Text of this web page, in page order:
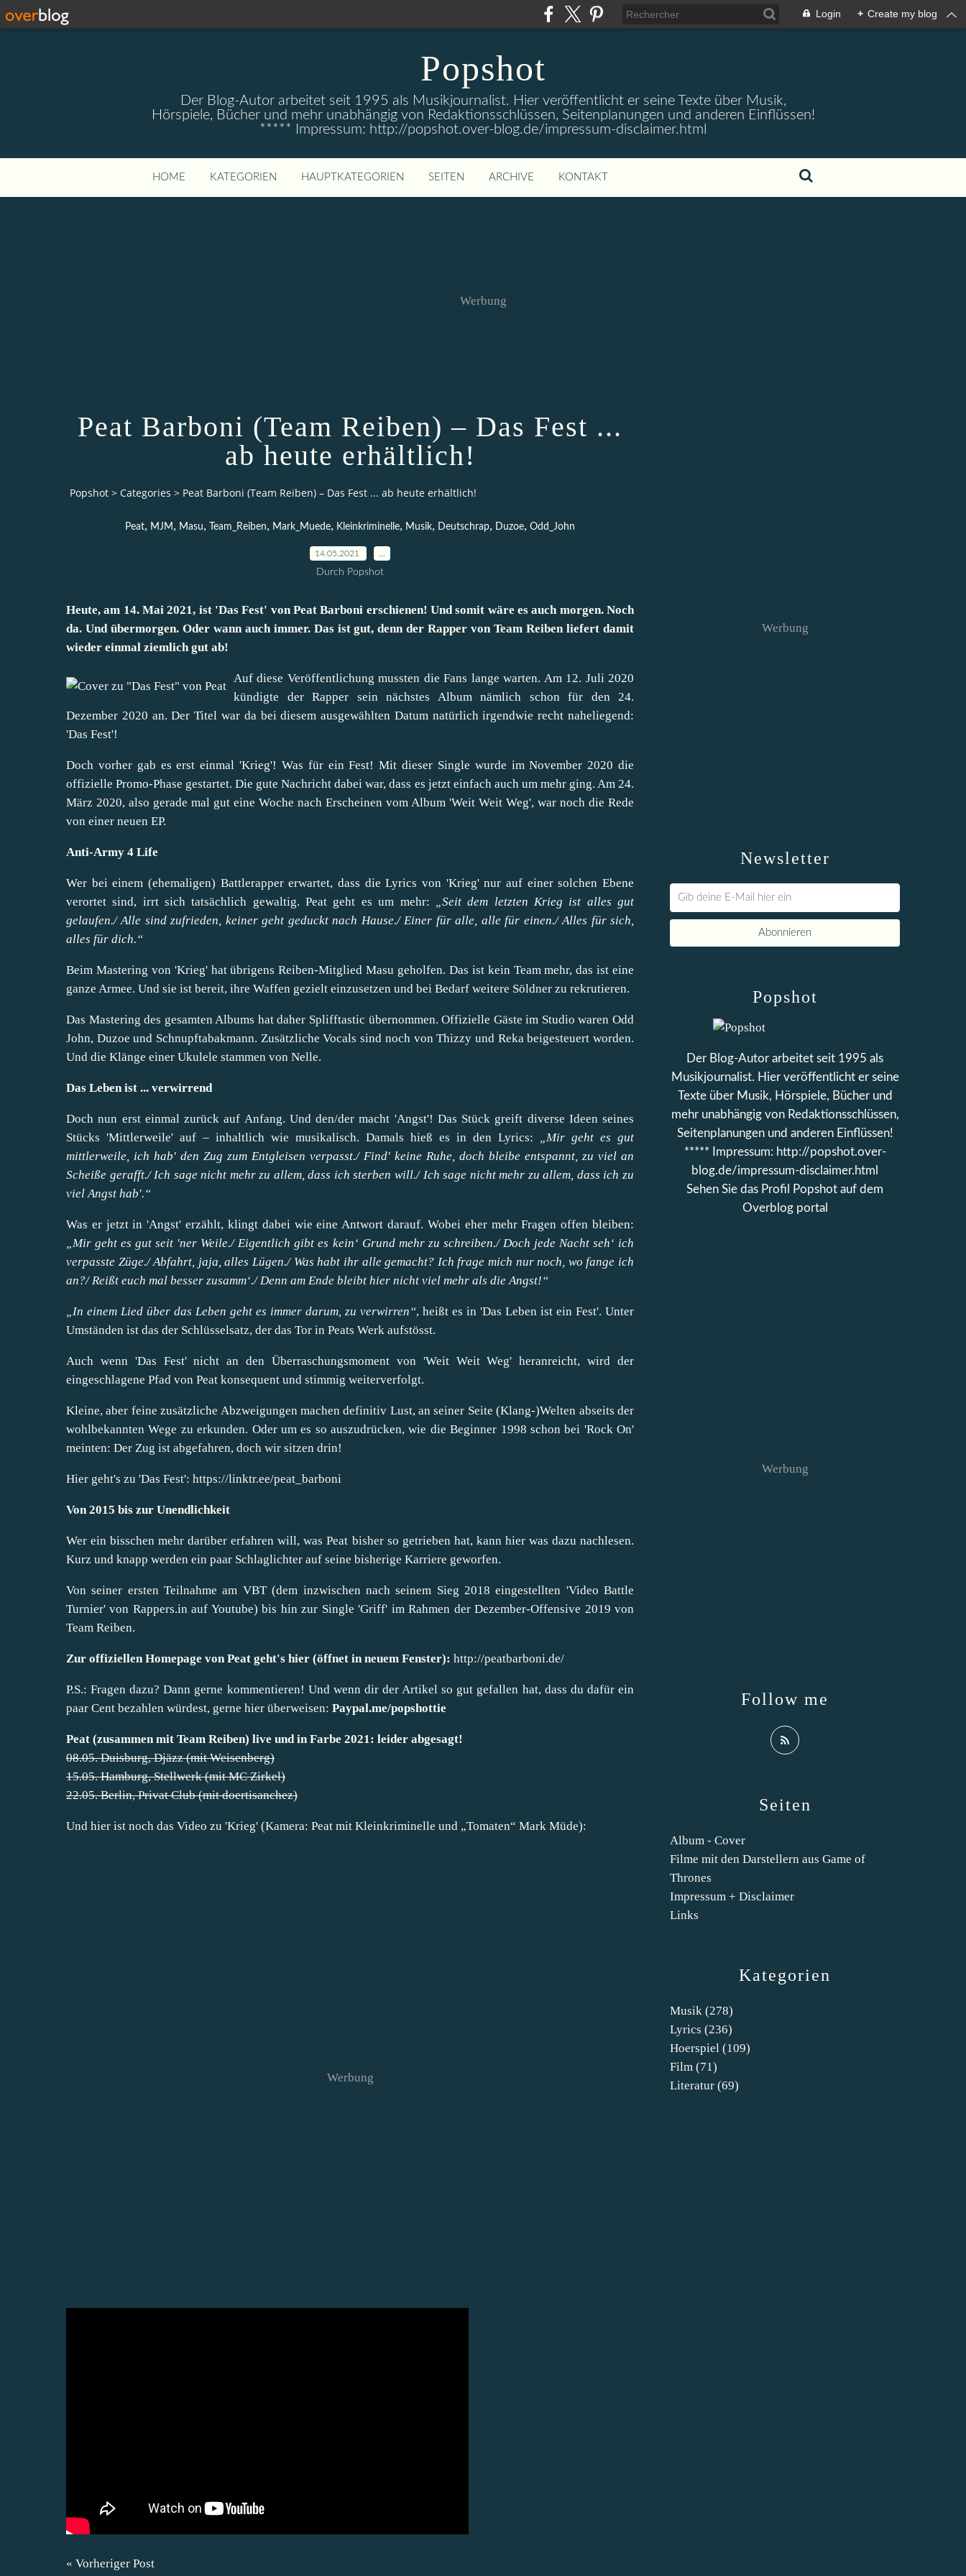
Login + Create my blog
Popshot
Der Blog-Autor arbeitet seit 1995 als Musikjournalist. Hier veröffentlicht er seine Texte über Musik,
Hörspiele, Bücher und mehr unabhängig von Redaktionsschlüssen, Seitenplanungen und anderen Einflüssen!
***** Impressum: http://popshot.over-blog.de/impressum-disclaimer.html
HOME KATEGORIEN HAUPTKATEGORIEN SEITEN ARCHIVE KONTAKT
Werbung
Peat Barboni (Team Reiben) – Das Fest ...
ab heute erhältlich!
Popshot > Categories > Peat Barboni (Team Reiben) – Das Fest ... ab heute erhältlich!
Peat, MJM , Masu, Team_Reiben, Mark_Muede, Kleinkriminelle, Musik, Deutschrap, Duzoe, Odd_John
14.05.2021
Durch Popshot
Heute, am 14. Mai 2021, ist 'Das Fest' von Peat Barboni erschienen! Und somit wäre es auch morgen. Noch
da. Und übermorgen. Oder wann auch immer. Das ist gut, denn der Rapper von Team Reiben liefert damit
wieder einmal ziemlich gut ab!
Auf diese Veröffentlichung mussten die Fans lange warten. Am 12. Juli 2020
kündigte der Rapper sein nächstes Album nämlich schon für den 24.
Dezember 2020 an. Der Titel war da bei diesem ausgewählten Datum natürlich irgendwie recht naheliegend:
'Das Fest'!
Doch vorher gab es erst einmal 'Krieg'! Was für ein Fest! Mit dieser Single wurde im November 2020 die
offizielle Promo-Phase gestartet. Die gute Nachricht dabei war, dass es jetzt einfach auch um mehr ging. Am 24.
März 2020, also gerade mal gut eine Woche nach Erscheinen vom Album 'Weit Weit Weg', war noch die Rede
von einer neuen EP.
Anti-Army 4 Life
Wer bei einem (ehemaligen) Battlerapper erwartet, dass die Lyrics von 'Krieg' nur auf einer solchen Ebene
verortet sind, irrt sich tatsächlich gewaltig. Peat geht es um mehr:
„Seit dem letzten Krieg ist alles gut
gelaufen./ Alle sind zufrieden, keiner geht geduckt nach Hause./ Einer für alle, alle für einen./ Alles für sich,
alles für dich.“
Beim Mastering von 'Krieg' hat übrigens Reiben-Mitglied Masu geholfen. Das ist kein Team mehr, das ist eine
ganze Armee. Und sie ist bereit, ihre Waffen gezielt einzusetzen und bei Bedarf weitere Söldner zu rekrutieren.
Das Mastering des gesamten Albums hat daher Splifftastic übernommen. Offizielle Gäste im Studio waren Odd
John, Duzoe und Schnupftabakmann. Zusätzliche Vocals sind noch von Thizzy und Reka beigesteuert worden.
Und die Klänge einer Ukulele stammen von Nelle.
Das Leben ist ... verwirrend
Doch nun erst einmal zurück auf Anfang. Und den/der macht 'Angst'! Das Stück greift diverse Ideen seines
Stücks 'Mittlerweile' auf – inhaltlich wie musikalisch. Damals hieß es in den Lyrics:
„Mir geht es gut
mittlerweile, ich hab' den Zug zum Entgleisen verpasst./ Find' keine Ruhe, doch bleibe entspannt, zu viel an
Scheiße gerafft./ Ich sage nicht mehr zu allem, dass ich sterben will./ Ich sage nicht mehr zu allem, dass ich zu
viel Angst hab'.“
Was er jetzt in 'Angst' erzählt, klingt dabei wie eine Antwort darauf. Wobei eher mehr Fragen offen bleiben:
„Mir geht es gut seit 'ner Weile./ Eigentlich gibt es kein‘ Grund mehr zu schreiben./ Doch jede Nacht seh‘ ich
verpasste Züge./ Abfahrt, jaja, alles Lügen./ Was habt ihr alle gemacht? Ich frage mich nur noch, wo fange ich
an?/ Reißt euch mal besser zusamm‘./ Denn am Ende bleibt hier nicht viel mehr als die Angst!“
„In einem Lied über das Leben geht es immer darum, zu verwirren“, heißt es in 'Das Leben ist ein Fest'. Unter
Umständen ist das der Schlüsselsatz, der das Tor in Peats Werk aufstösst.
Auch wenn 'Das Fest' nicht an den Überraschungsmoment von 'Weit Weit Weg' heranreicht, wird der
eingeschlagene Pfad von Peat konsequent und stimmig weiterverfolgt.
Kleine, aber feine zusätzliche Abzweigungen machen definitiv Lust, an seiner Seite (Klang-)Welten abseits der
wohlbekannten Wege zu erkunden. Oder um es so auszudrücken, wie die Beginner 1998 schon bei 'Rock On'
meinten: Der Zug ist abgefahren, doch wir sitzen drin!
Hier geht's zu 'Das Fest': https://linktr.ee/peat_barboni
Von 2015 bis zur Unendlichkeit
Wer ein bisschen mehr darüber erfahren will, was Peat bisher so getrieben hat, kann hier was dazu nachlesen.
Kurz und knapp werden ein paar Schlaglichter auf seine bisherige Karriere geworfen.
Von seiner ersten Teilnahme am VBT (dem inzwischen nach seinem Sieg 2018 eingestellten 'Video Battle
Turnier' von Rappers.in auf Youtube) bis hin zur Single 'Griff' im Rahmen derDezember-Offensive 2019 von
Team Reiben.
Zur offiziellen Homepage von Peat geht's hier (öffnet in neuem Fenster): http://peatbarboni.de/
P.S.: Fragen dazu? Dann gerne kommentieren! Und wenn dir der Artikel so gut gefallen hat, dass du dafür ein
paar Cent bezahlen würdest, gerne hier überweisen: Paypal.me/popshottie
Peat (zusammen mit Team Reiben) live und in Farbe 2021: leider abgesagt!
08.05. Duisburg, Djäzz (mit Weisenberg)
15.05. Hamburg, Stellwerk (mit MC Zirkel)
22.05. Berlin, Privat Club (mit doertisanchez)
Und hier ist noch das Video zu 'Krieg' (Kamera: Peat mit Kleinkriminelle und „Tomaten“ Mark Müde):
Werbung
« Vorheriger Post
Newsletter
Werbung
Kategorien
Musik (278)
Lyrics (236)
Hoerspiel (109)
Film (71)
Literatur (69)
Seiten
Album - Cover
Filme mit den Darstellern aus Game of
Thrones
Impressum + Disclaimer
Links
Popshot
Der Blog-Autor arbeitet seit 1995 als
Musikjournalist. Hier veröffentlicht er seine
Texte über Musik, Hörspiele, Bücher und
mehr unabhängig von Redaktionsschlüssen,
Seitenplanungen und anderen Einflüssen!
***** Impressum: http://popshot.over-
blog.de/impressum-disclaimer.html
Sehen Sie das Profil
Popshot auf dem
Overblog portal
Follow me
Werbung